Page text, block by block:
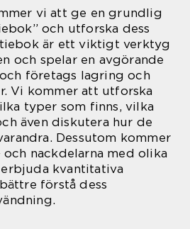
vi att ge en grundlig
och utforska dess
är ett viktigt verktyg
och spelar en avgörande
företags lagring och
Vi kommer att utforska
typer som finns, vilka
även diskutera hur de
Dessutom kommer
nackdelarna med olika
kvantitativa
förstå dess